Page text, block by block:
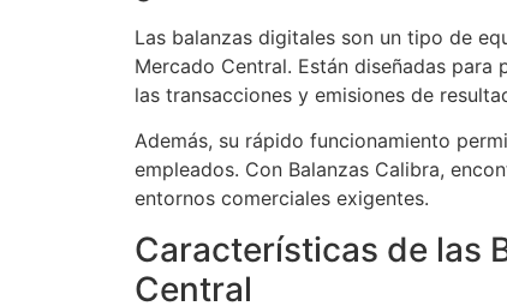
Las balanzas digitales son un tipo de
Mercado Central. Están diseñadas
las transacciones y emisiones de
Además, su rápido funcionamiento
empleados. Con Balanzas Calibra,
entornos comerciales exigentes.
Características de las
Central